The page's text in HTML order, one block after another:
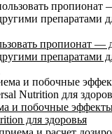
пропионат —
препаратами
и побочные
для здоровья